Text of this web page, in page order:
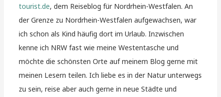
tourist.de, dem Reiseblog für Nordrhein-Westfalen. An
der Grenze zu Nordrhein-Westfalen aufgewachsen, war
ich schon als Kind häufig dort im Urlaub. Inzwischen
kenne ich NRW fast wie meine Westentasche und
möchte die schönsten Orte auf meinem Blog gerne mit
meinen Lesern teilen. Ich liebe es in der Natur unterwegs
zu sein, reise aber auch gerne in neue Städte und